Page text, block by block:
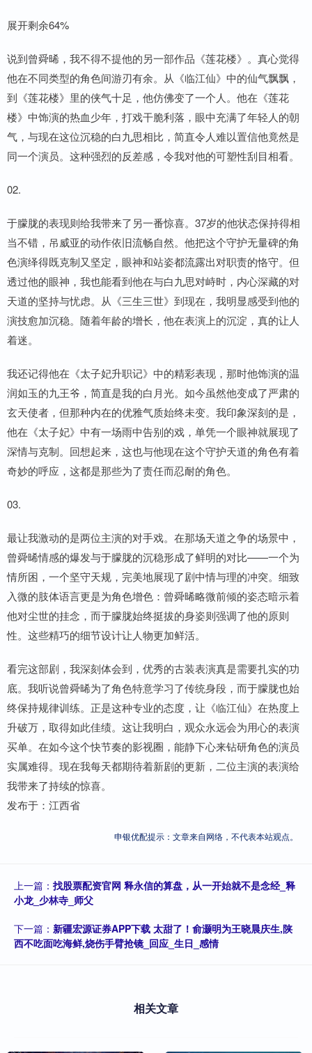
展开剩余64%
说到曾舜晞，我不得不提他的另一部作品《莲花楼》。真心觉得
他在不同类型的角色间游刃有余。从《临江仙》中的仙气飘飘，
到《莲花楼》里的侠气十足，他仿佛变了一个人。他在《莲花
楼》中饰演的热血少年，打戏干脆利落，眼中充满了年轻人的朝
气，与现在这位沉稳的白九思相比，简直令人难以置信他竟然是
同一个演员。这种强烈的反差感，令我对他的可塑性刮目相看。
02.
于朦胧的表现则给我带来了另一番惊喜。37岁的他状态保持得相
当不错，吊威亚的动作依旧流畅自然。他把这个守护无量碑的角
色演绎得既克制又坚定，眼神和站姿都流露出对职责的恪守。但
透过他的眼神，我也能看到他在与白九思对峙时，内心深藏的对
天道的坚持与忧虑。从《三生三世》到现在，我明显感受到他的
演技愈加沉稳。随着年龄的增长，他在表演上的沉淀，真的让人
着迷。
我还记得他在《太子妃升职记》中的精彩表现，那时他饰演的温
润如玉的九王爷，简直是我的白月光。如今虽然他变成了严肃的
玄天使者，但那种内在的优雅气质始终未变。我印象深刻的是，
他在《太子妃》中有一场雨中告别的戏，单凭一个眼神就展现了
深情与克制。回想起来，这也与他现在这个守护天道的角色有着
奇妙的呼应，这都是那些为了责任而忍耐的角色。
03.
最让我激动的是两位主演的对手戏。在那场天道之争的场景中，
曾舜晞情感的爆发与于朦胧的沉稳形成了鲜明的对比——一个为
情所困，一个坚守天规，完美地展现了剧中情与理的冲突。细致
入微的肢体语言更是为角色增色：曾舜晞略微前倾的姿态暗示着
他对尘世的挂念，而于朦胧始终挺拔的身姿则强调了他的原则
性。这些精巧的细节设计让人物更加鲜活。
看完这部剧，我深刻体会到，优秀的古装表演真是需要扎实的功
底。我听说曾舜晞为了角色特意学习了传统身段，而于朦胧也始
终保持规律训练。正是这种专业的态度，让《临江仙》在热度上
升破万，取得如此佳绩。这让我明白，观众永远会为用心的表演
买单。在如今这个快节奏的影视圈，能静下心来钻研角色的演员
实属难得。现在我每天都期待着新剧的更新，二位主演的表演给
我带来了持续的惊喜。
发布于：江西省
申银优配提示：文章来自网络，不代表本站观点。
上一篇： 找股票配资官网 释永信的算盘，从一开始就不是念经_释
小龙_少林寺_师父
下一篇： 新疆宏源证券APP下载 太甜了！俞灏明为王晓晨庆生,陕
西不吃面吃海鲜,烧伤手臂抢镜_回应_生日_感情
相关文章